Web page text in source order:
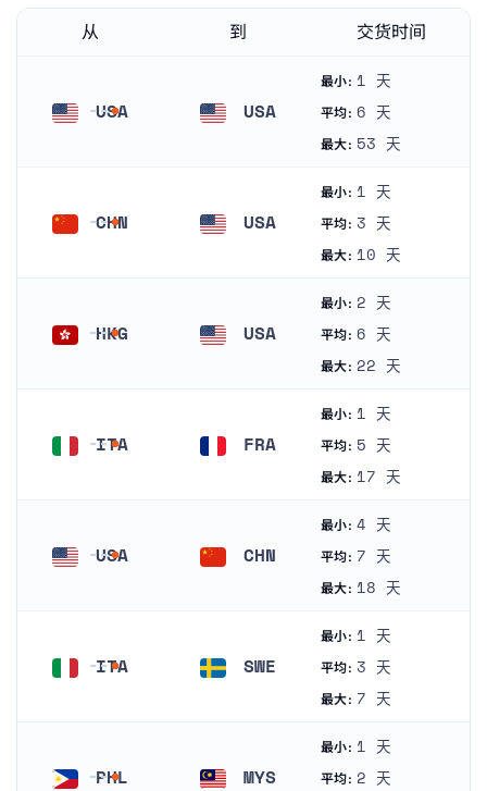
从 到 交货时间
USA USA
最小: 1 天
平均: 6 天
最大: 53 天
CHN USA
最小: 1 天
平均: 3 天
最大: 10 天
HKG USA
最小: 2 天
平均: 6 天
最大: 22 天
ITA FRA
最小: 1 天
平均: 5 天
最大: 17 天
USA CHN
最小: 4 天
平均: 7 天
最大: 18 天
ITA SWE
最小: 1 天
平均: 3 天
最大: 7 天
PHL MYS
最小: 1 天
平均: 2 天